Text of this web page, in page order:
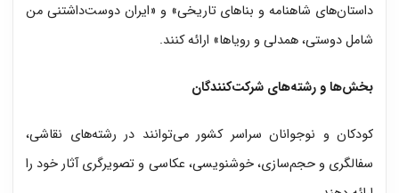
داستان‌های شاهنامه و بناهای تاریخی» و «ایران دوست‌داشتنی من
شامل دوستی، همدلی و رویاها» ارائه کنند.
بخش‌ها و رشته‌های شرکت‌کنندگان
کودکان و نوجوانان سراسر کشور می‌توانند در رشته‌های نقاشی،
سفالگری و حجم‌سازی، خوشنویسی، عکاسی و تصویرگری آثار خود را